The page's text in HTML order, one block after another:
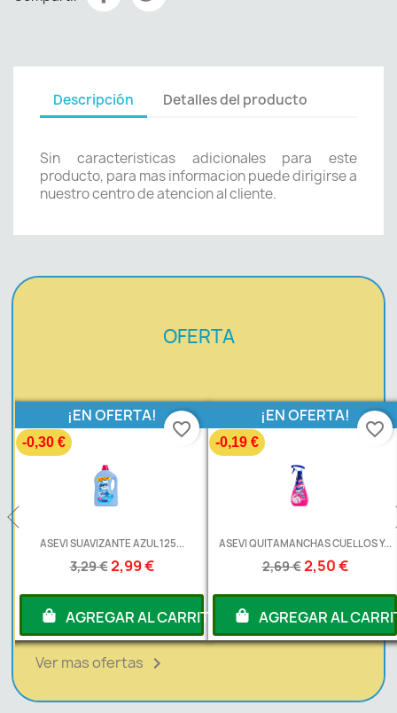
Descripción Detalles del producto
Sin caracteristicas adicionales para este
producto, para mas informacion puede dirigirse a
nuestro centro de atencion al cliente.
OFERTA
ASEVI SUAVIZANTE AZUL 125...
3,29 €2,99 €
¡EN OFERTA!
-0,30 €
AGREGAR AL CARRITO
favorite_border
ASEVI QUITAMANCHAS CUELLOS Y...
2,69 €2,50 €
¡EN OFERTA!
-0,19 €
AGREGAR AL
favorite_border
Ver mas ofertas 